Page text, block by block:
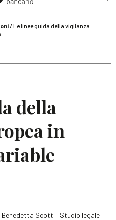
e ruolo della banca
/Le linee guida della vigilanza
della
in
Benedetta Scotti | Studio legale